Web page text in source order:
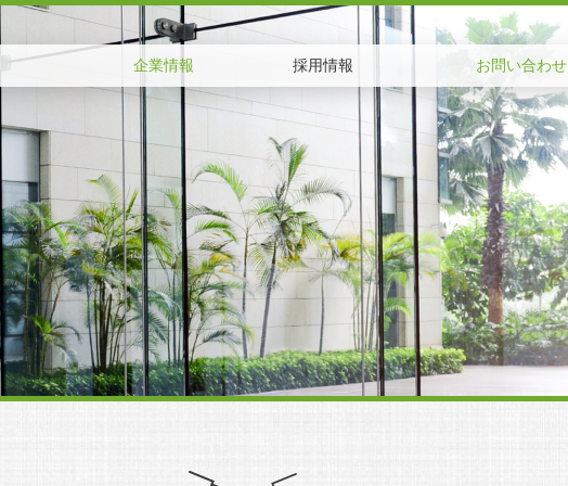
企業情報 採用情報 お問い合わせ